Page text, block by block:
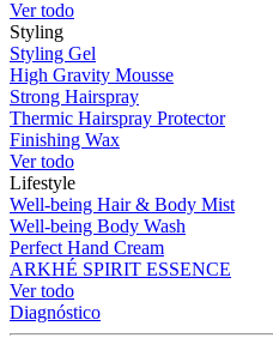
Ver todo
Styling
Styling Gel
High Gravity Mousse
Strong Hairspray
Thermic Hairspray Protector
Finishing Wax
Ver todo
Lifestyle
Well-being Hair & Body Mist
Well-being Body Wash
Perfect Hand Cream
ARKHÉ SPIRIT ESSENCE
Ver todo
Diagnóstico